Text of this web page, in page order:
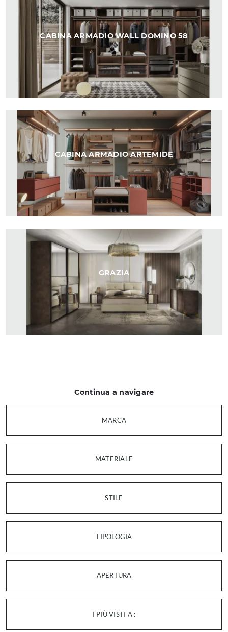
CABINA ARMADIO WALL DOMINO 58
CABINA ARMADIO ARTEMIDE
GRAZIA
Continua a navigare
MARCA
MATERIALE
STILE
TIPOLOGIA
APERTURA
I PIÙ VISTI A :